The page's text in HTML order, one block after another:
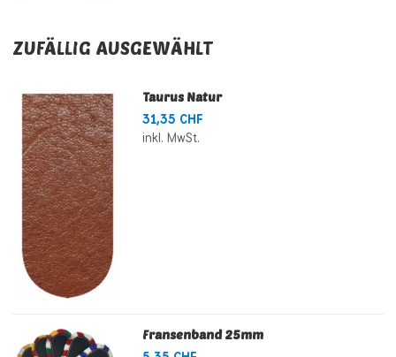
ZUFÄLLIG AUSGEWÄHLT
Taurus Natur
31,35 CHF
inkl. MwSt.
Fransenband 25mm